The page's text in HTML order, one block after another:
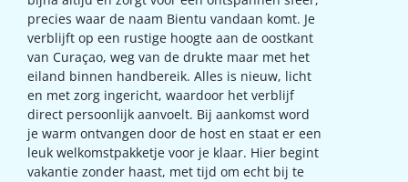
precies waar de naam Bientu vandaan komt. Je
verblijft op een rustige hoogte aan de oostkant
van Curaçao, weg van de drukte maar met het
eiland binnen handbereik. Alles is nieuw, licht
en met zorg ingericht, waardoor het verblijf
direct persoonlijk aanvoelt. Bij aankomst word
je warm ontvangen door de host en staat er een
leuk welkomstpakketje voor je klaar. Hier begint
vakantie zonder haast, met tijd om echt bij te